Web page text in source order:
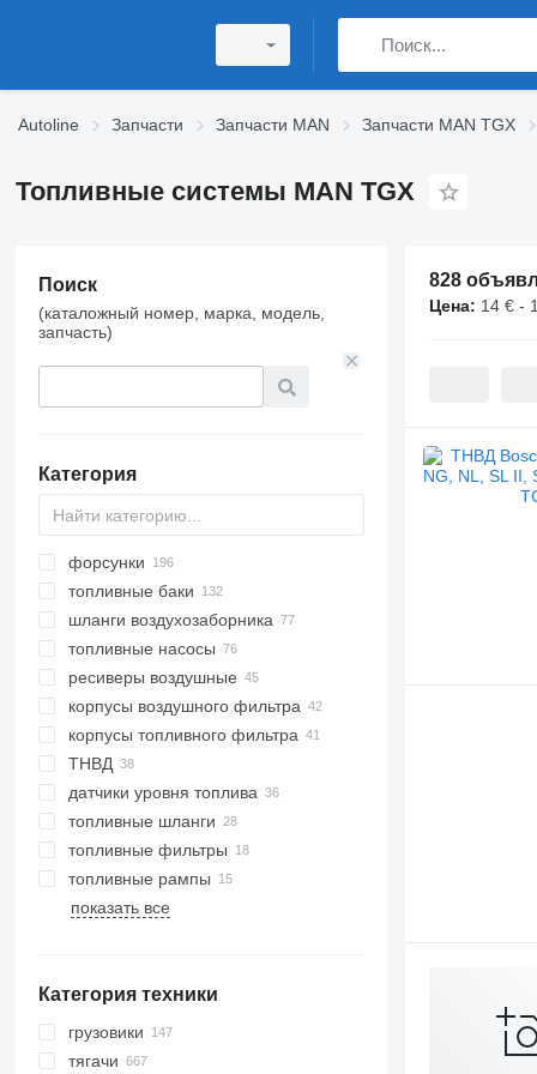
Autoline Запчасти Запчасти MAN Запчасти MAN TGX
Топливные системы MAN TGX
Поиск
(каталожный номер, марка, модель,
запчасть)
Категория
форсунки
топливные баки
шланги воздухозаборника
топливные насосы
ресиверы воздушные
корпусы воздушного фильтра
корпусы топливного фильтра
ТНВД
датчики уровня топлива
топливные шланги
топливные фильтры
топливные рампы
показать все
Категория техники
грузовики
тягачи
828
Цена: 14 € -